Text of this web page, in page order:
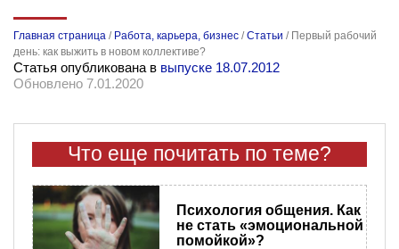
Главная страница / Работа, карьера, бизнес /Статьи / Первый рабочий
день: как выжить в новом коллективе?
Статья опубликована в выпуске 18.07.2012
Обновлено 7.01.2020
Что еще почитать по теме?
Психология общения. Как
не стать «эмоциональной
помойкой»?